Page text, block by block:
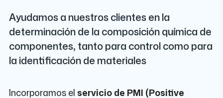
Ayudamos a nuestros clientes en la
determinación de la composición química de
componentes, tanto para control como para
la identificación de materiales
Incorporamos el servicio de PMI (Positive